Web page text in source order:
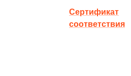
Сертификат
соответствия